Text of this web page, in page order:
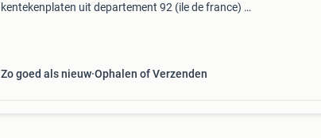
kentekenplaten uit departement 92 (ile de france) in
Zo goed als nieuw Ophalen of Verzenden